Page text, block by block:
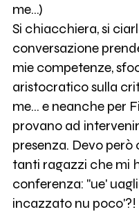
me...)
Si chiacchiera, si
conversazione
mie competenze,
aristocratico sulla
me... e neanche per
provano ad
presenza. Devo
tanti ragazzi che mi
conferenza: "ue'
incazzato nu